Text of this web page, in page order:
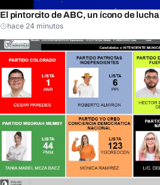
El pintorcito de ABC, un ícono de lucha
hace 24 minutos